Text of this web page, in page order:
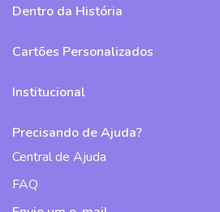
Dentro da História
Cartões Personalizados
Institucional
Precisando de Ajuda?
Central de Ajuda
FAQ